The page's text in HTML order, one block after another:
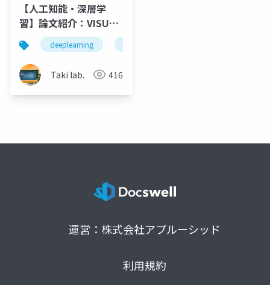
【人工知能・深層学
習】論文紹介：VISUAL
SYMBOLIC
MECHANISMS:
EMERGENT SYMBOL
PROCESSING IN
VISION LANGUAGE
deeplearning
Taki lab. 416
運営：株式会社アプルーシッド
利用規約